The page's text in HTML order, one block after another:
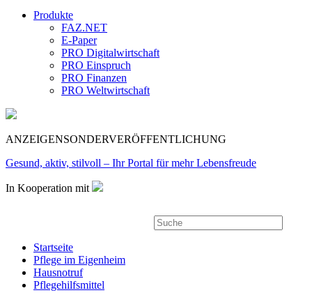
Produkte
FAZ.NET
E-Paper
PRO Digitalwirtschaft
PRO Einspruch
PRO Finanzen
PRO Weltwirtschaft
ANZEIGENSONDERVERÖFFENTLICHUNG
Gesund, aktiv, stilvoll – Ihr Portal für mehr Lebensfreude
In Kooperation mit
Startseite
Pflege im Eigenheim
Hausnotruf
Pflegehilfsmittel